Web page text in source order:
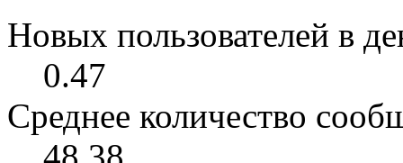
Новых пользователей в
0.47
Среднее количество